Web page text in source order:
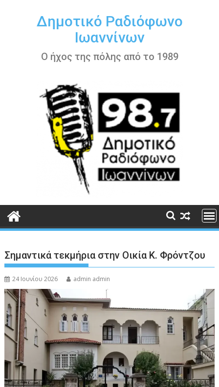
περιεχόμενοΔημοτικό Ραδιόφωνο
Ιωαννίνων
Ο ήχος της πόλης από το 1989
Σημαντικά τεκμήρια στην Οικία Κ. Φρόντζου
24 Ιουνίου 2026 admin admin